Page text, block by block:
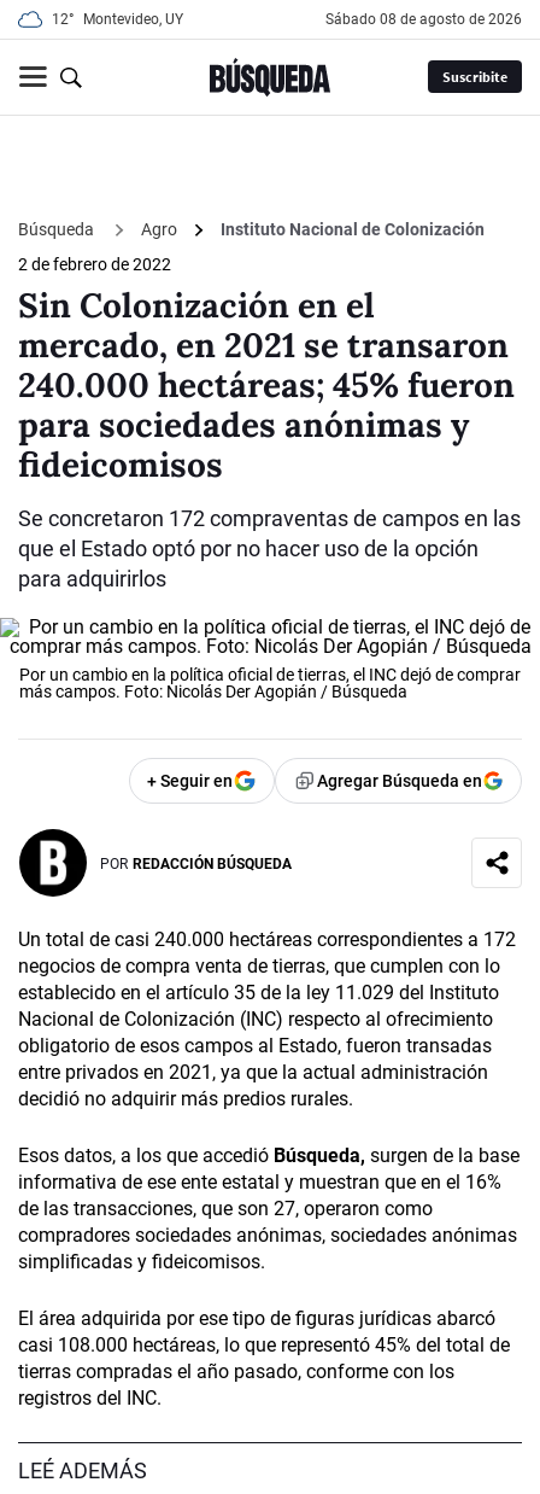
12° Montevideo, UY sábado 08 de agosto de 2026
Suscribite
Búsqueda Agro
Instituto Nacional de Colonización
2 de febrero de 2022
Sin Colonización en el
mercado, en 2021 se transaron
240.000 hectáreas; 45% fueron
para sociedades anónimas y
fideicomisos
Se concretaron 172 compraventas de campos en las
que el Estado optó por no hacer uso de la opción
para adquirirlos
Por un cambio en la política oficial de tierras, el INC dejó de comprar
más campos. Foto: Nicolás Der Agopián / Búsqueda
+ Seguir en Agregar Búsqueda en
POR REDACCIÓN BÚSQUEDA
Un total de casi 240.000 hectáreas correspondientes a 172
negocios de compra venta de tierras, que cumplen con lo
establecido en el artículo 35 de la ley 11.029 del Instituto
Nacional de Colonización (INC) respecto al ofrecimiento
obligatorio de esos campos al Estado, fueron transadas
entre privados en 2021, ya que la actual administración
decidió no adquirir más predios rurales.
Esos datos, a los que accedió Búsqueda, surgen de la base
informativa de ese ente estatal y muestran que en el 16%
de las transacciones, que son 27, operaron como
compradores sociedades anónimas, sociedades anónimas
simplificadas y fideicomisos.
El área adquirida por ese tipo de figuras jurídicas abarcó
casi 108.000 hectáreas, lo que representó 45% del total de
tierras compradas el año pasado, conforme con los
registros del INC.
LEÉ ADEMÁS